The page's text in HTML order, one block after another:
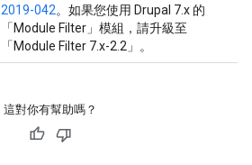
2019-042。如果您使用 Drupal 7.x 的
「Module Filter」模組，請升級至
「Module Filter 7.x-2.2」。
這對你有幫助嗎？